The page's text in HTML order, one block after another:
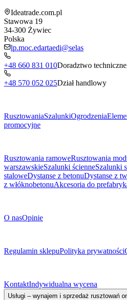
Ideatrade.com.pl
Stawowa 19
34-300 Żywiec
Polska
lp.moc.edartaedi@selas
+48 660 831 010Doradztwo
+48 570 052 025Dział handlowy
RusztowaniaSzalunkiOgrodzenia
promocyjne
Rusztowania ramoweRusztowania
warszawskieSzalunki ścienneSzalunki
staloweDystanse z betonuDystanse z
z włóknobetonuAkcesoria do
O nasOpinie
Regulamin sklepuPolityka prywatności
KontaktIndywidualna wycena
Usługi – wynajem i sprzedaż rusztowań